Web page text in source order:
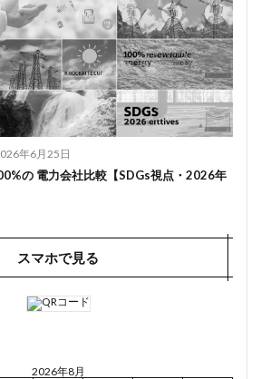
年6月25日
の 電力会社比較【SDGs視点・2026年
スマホで見る
2026年8月